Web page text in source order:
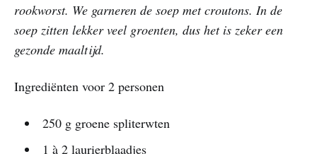
rookworst. We garneren de soep met croutons. In de
soep zitten lekker veel groenten, dus het is zeker een
gezonde maaltijd.
Ingrediënten voor 2 personen
250 g groene spliterwten
1 à 2 laurierblaadjes